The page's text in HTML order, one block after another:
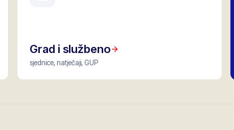
Grad i službeno
sjednice, natječaji, GUP